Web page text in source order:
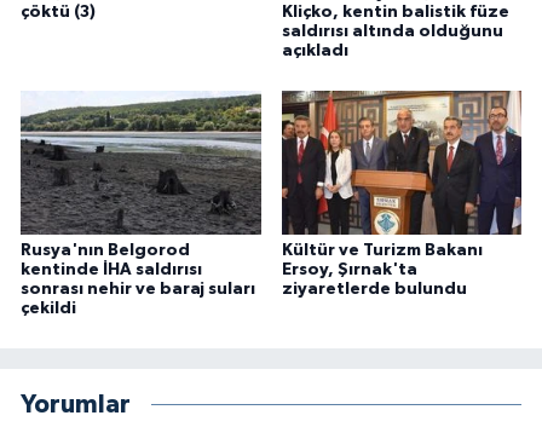
çöktü (3)
Kliçko, kentin balistik füze
saldırısı altında olduğunu
açıkladı
Rusya'nın Belgorod
kentinde İHA saldırısı
sonrası nehir ve baraj suları
çekildi
Kültür ve Turizm Bakanı
Ersoy, Şırnak'ta
ziyaretlerde bulundu
Yorumlar